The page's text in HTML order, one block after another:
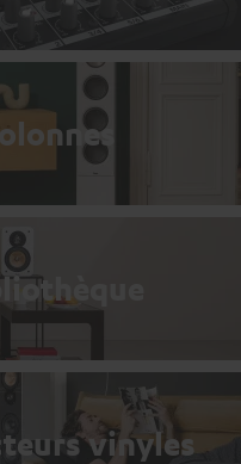
vinyles